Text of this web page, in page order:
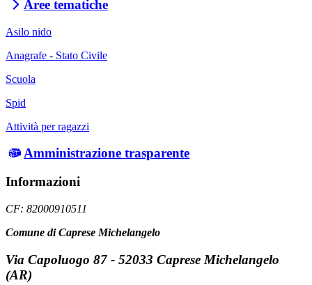
Aree tematiche
Asilo nido
Anagrafe - Stato Civile
Scuola
Spid
Attività per ragazzi
Amministrazione trasparente
Informazioni
CF: 82000910511
Comune di Caprese Michelangelo
Via Capoluogo 87 - 52033 Caprese Michelangelo
(AR)